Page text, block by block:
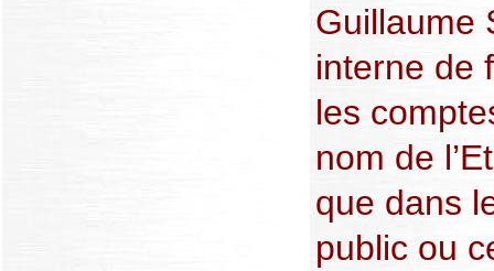
Guillaume
interne de
les
nom de
que dans
public ou